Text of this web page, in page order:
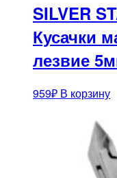
SILVER
Кусачки
лезвие
959₽ В корзину